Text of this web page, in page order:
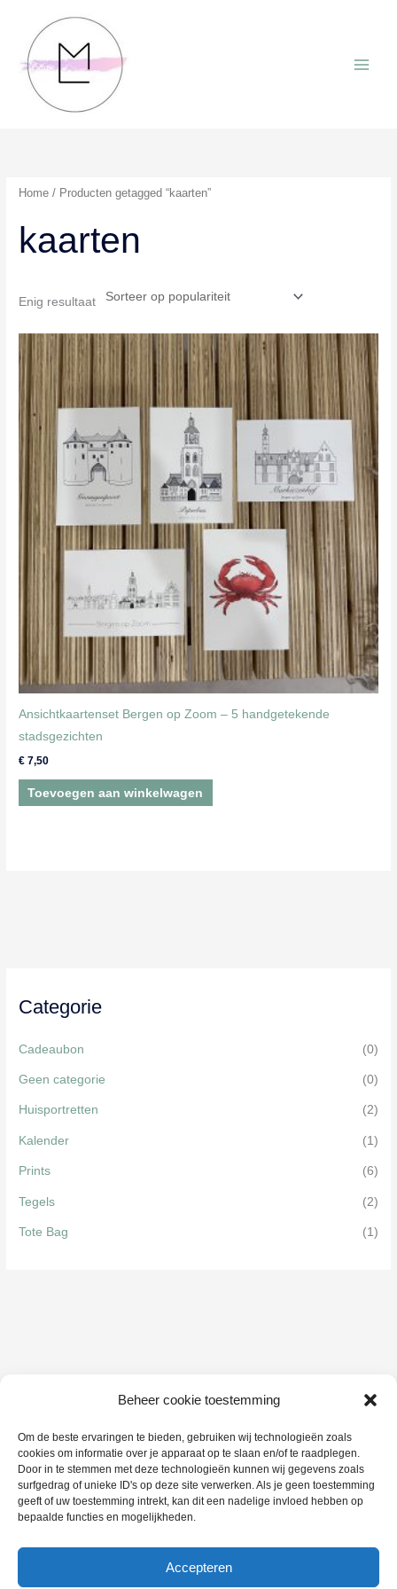
Beheer cookie toestemming
Om de beste ervaringen te bieden, gebruiken wij technologieën zoals
cookies om informatie over je apparaat op te slaan en/of te raadplegen.
Door in te stemmen met deze technologieën kunnen wij gegevens zoals
surfgedrag of unieke ID's op deze site verwerken. Als je geen toestemming
geeft of uw toestemming intrekt, kan dit een nadelige invloed hebben op
bepaalde functies en mogelijkheden.
Accepteren
inhoud
Categorie
Cadeaubon (0)
Geen categorie (0)
Huisportretten (2)
Kalender (1)
Prints (6)
Tegels (2)
Tote Bag (1)
Home / Producten getagged “kaarten”
kaarten
Enig resultaat
Ansichtkaartenset Bergen op Zoom – 5 handgetekende
stadsgezichten
€ 7,50
Toevoegen aan winkelwagen